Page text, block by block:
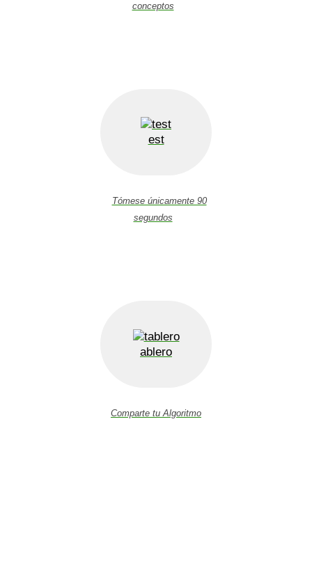
conceptos
est
Tómese únicamente 90
segundos
ablero
Comparte tu Algoritmo